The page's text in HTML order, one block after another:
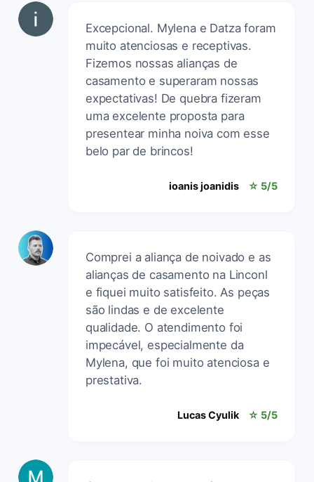
Excepcional. Mylena e Datza foram
muito atenciosas e receptivas.
Fizemos nossas alianças de
casamento e superaram nossas
expectativas! De quebra fizeram
uma excelente proposta para
presentear minha noiva com esse
belo par de brincos!
ioanis joanidis ☆ 5/5
Comprei a aliança de noivado e as
alianças de casamento na Linconl
e fiquei muito satisfeito. As peças
são lindas e de excelente
qualidade. O atendimento foi
impecável, especialmente da
Mylena, que foi muito atenciosa e
prestativa.
Lucas Cyulik ☆ 5/5